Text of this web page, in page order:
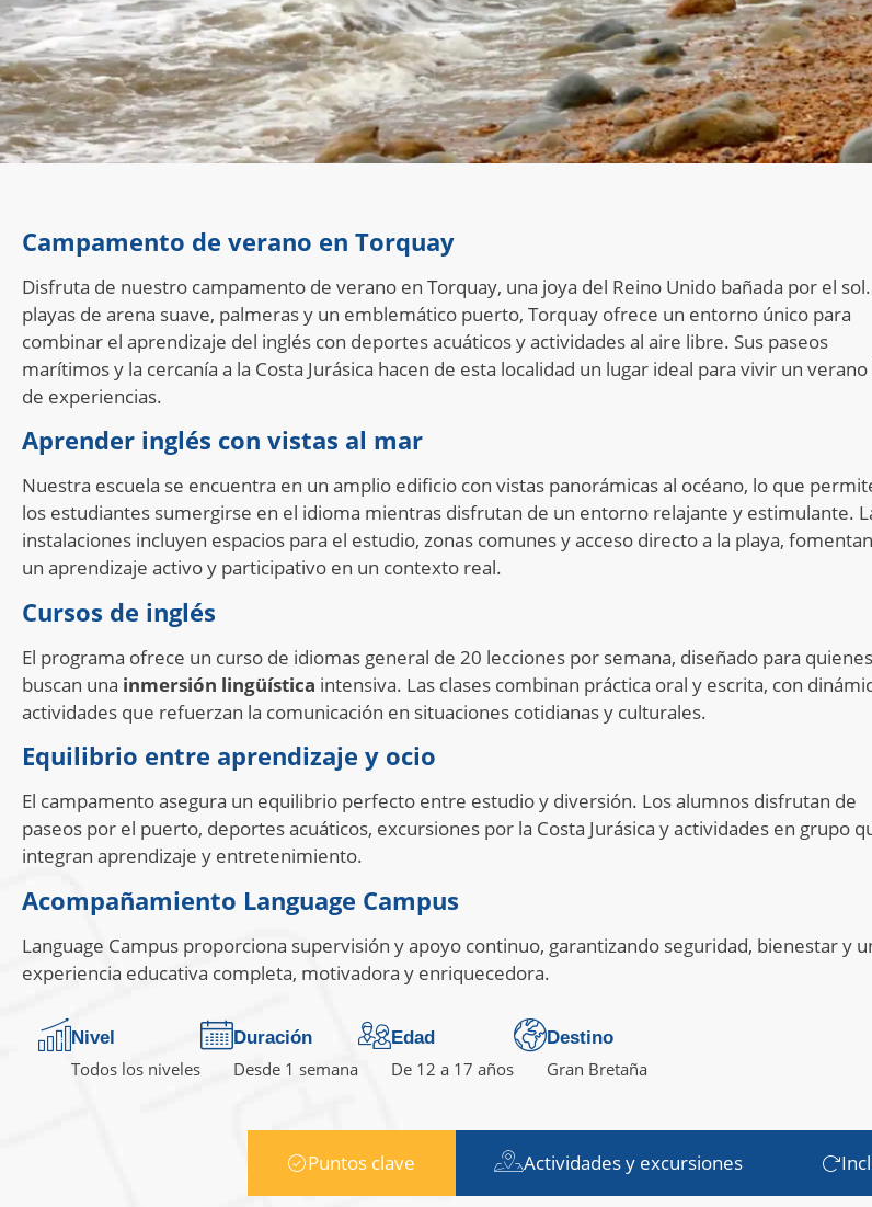
Campamento de verano en Torquay
Disfruta de nuestro campamento de verano en Torquay, una joya del Reino Unido bañada por el
playas de arena suave, palmeras y un emblemático puerto, Torquay ofrece un entorno único para
combinar el aprendizaje del inglés con deportes acuáticos y actividades al aire libre. Sus paseos
marítimos y la cercanía a la Costa Jurásica hacen de esta localidad un lugar ideal para vivir un
de experiencias.
Aprender inglés con vistas al mar
Nuestra escuela se encuentra en un amplio edificio con vistas panorámicas al océano, lo que
los estudiantes sumergirse en el idioma mientras disfrutan de un entorno relajante y estimulante.
instalaciones incluyen espacios para el estudio, zonas comunes y acceso directo a la playa,
un aprendizaje activo y participativo en un contexto real.
Cursos de inglés
El programa ofrece un curso de idiomas general de 20 lecciones por semana, diseñado para quienes
buscan una inmersión lingüística intensiva. Las clases combinan práctica oral y escrita, con
actividades que refuerzan la comunicación en situaciones cotidianas y culturales.
Equilibrio entre aprendizaje y ocio
El campamento asegura un equilibrio perfecto entre estudio y diversión. Los alumnos disfrutan de
paseos por el puerto, deportes acuáticos, excursiones por la Costa Jurásica y actividades en grupo
integran aprendizaje y entretenimiento.
Acompañamiento Language Campus
Language Campus proporciona supervisión y apoyo continuo, garantizando seguridad, bienestar y
experiencia educativa completa, motivadora y enriquecedora.
Nivel
Todos los niveles
Duración
Desde 1 semana
Edad
De 12 a 17 años
Destino
Gran Bretaña
Puntos clave Actividades y excursiones